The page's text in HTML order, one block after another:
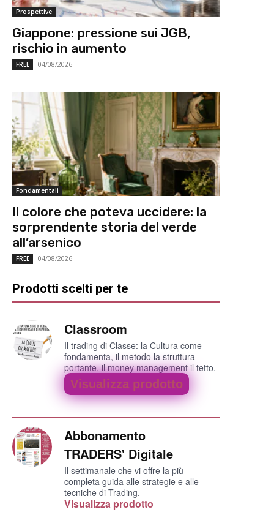
Prospettive
Giappone: pressione sui JGB,
rischio in aumento
FREE 04/08/2026
Fondamentali
Il colore che poteva uccidere: la
sorprendente storia del verde
all’arsenico
FREE 04/08/2026
Prodotti scelti per te
Classroom
Il trading di Classe: la Cultura come
fondamenta, il metodo la struttura
portante, il money management il tetto.
Visualizza prodotto
Abbonamento
TRADERS' Digitale
Il settimanale che vi offre la più
completa guida alle strategie e alle
tecniche di Trading.
Visualizza prodotto